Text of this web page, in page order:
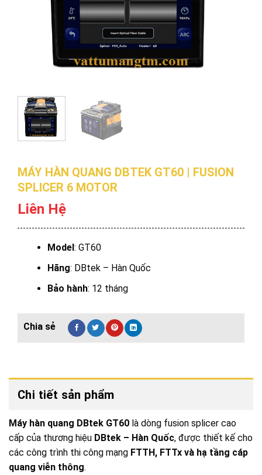
MÁY HÀN QUANG DBTEK GT60 | FUSION
SPLICER 6 MOTOR
Liên Hệ
Model : GT60
Hãng: DBtek – Hàn Quốc
Bảo hành: 12 tháng
Chi tiết sản phẩm
Máy hàn quang DBtek GT60 là dòng fusion splicer cao
cấp của thương hiệu DBtek – Hàn Quốc, được thiết kế cho
các công trình thi công mạng FTTH, FTTx và hạ tầng cáp
quang viễn thông.